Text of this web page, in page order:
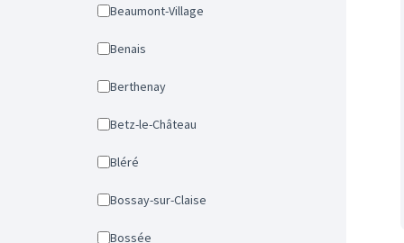
Beaumont-Village
Benais
Berthenay
Betz-le-Château
Bléré
Bossay-sur-Claise
Bossée